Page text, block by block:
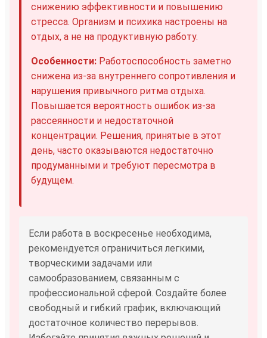
снижению эффективности и повышению
стресса. Организм и психика настроены на
отдых, а не на продуктивную работу.
Особенности: Работоспособность заметно
снижена из-за внутреннего сопротивления и
нарушения привычного ритма отдыха.
Повышается вероятность ошибок из-за
рассеянности и недостаточной
концентрации. Решения, принятые в этот
день, часто оказываются недостаточно
продуманными и требуют пересмотра в
будущем.
Если работа в воскресенье необходима,
рекомендуется ограничиться легкими,
творческими задачами или
самообразованием, связанным с
профессиональной сферой. Создайте более
свободный и гибкий график, включающий
достаточное количество перерывов.